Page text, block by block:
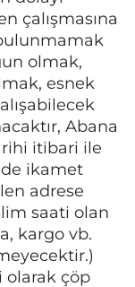
çalışmasına
olmak,
esnek
Abana
itibari ile
ikamet
adrese
saati olan
kargo vb.
olarak çöp